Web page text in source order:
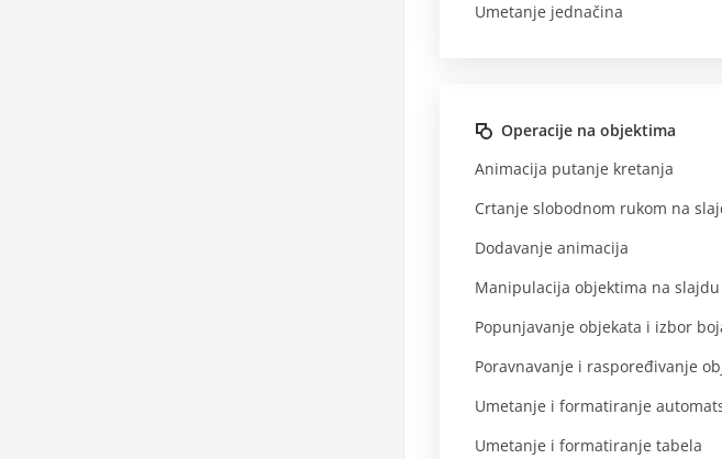
Umetanje jednačina
Operacije na objektima
Animacija putanje kretanja
Crtanje slobodnom rukom na
Dodavanje animacija
Manipulacija objektima na slajdu
Popunjavanje objekata i izbor
Poravnavanje i raspoređivanje
Umetanje i formatiranje
Umetanje i formatiranje tabela